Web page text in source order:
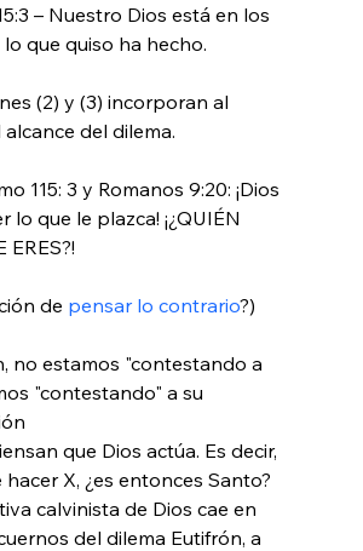
– Nuestro Dios está en los
que quiso ha hecho.
(2) y (3) incorporan al
del dilema.
115: 3 y Romanos 9:20: ¡Dios
lo que le plazca! ¡¿QUIÉN
ERES?!
de pensar lo contrario?)
no estamos "contestando a
"contestando" a su
hacer X, ¿es entonces Santo?
calvinista de Dios cae en
del dilema Eutifrón, a